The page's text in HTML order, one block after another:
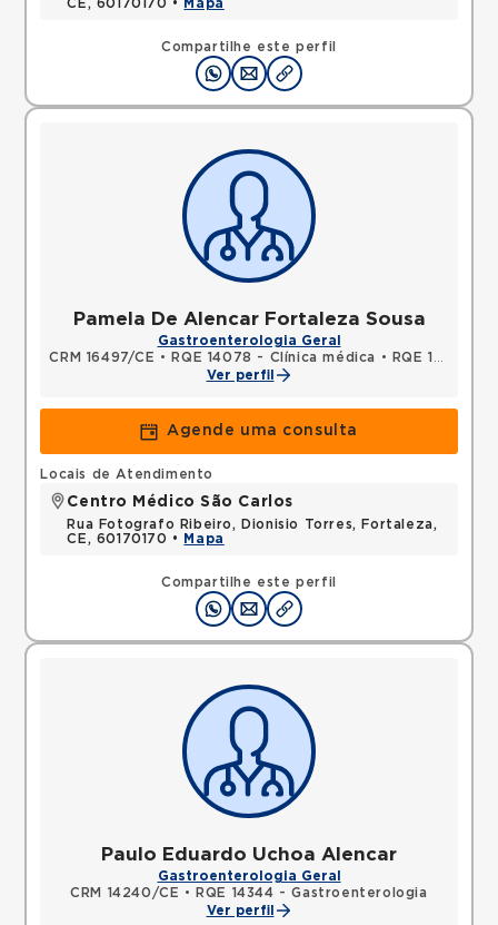
Compartilhe este perfil
CE, 60170170 • Mapa
Pamela De Alencar Fortaleza Sousa
Gastroenterologia Geral
CRM 16497/CE • RQE 14078 - Clínica médica •
RQE 14079 - Gastroenterologia
Ver perfil
Agende uma consulta
Compartilhe este perfil
Locais de Atendimento
Centro Médico São Carlos
Rua Fotografo Ribeiro, Dionisio Torres, Fortaleza,
CE, 60170170 •
Mapa
Paulo Eduardo Uchoa Alencar
Gastroenterologia Geral
CRM 14240/CE •
RQE 14344 - Gastroenterologia
Ver perfil